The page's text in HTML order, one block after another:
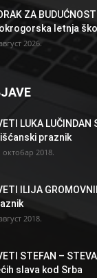
ZA
letnja
2026.
LUKA
praznik
октобар 2018.
ILIJA
2018.
STEFAN –
slava kod Srba